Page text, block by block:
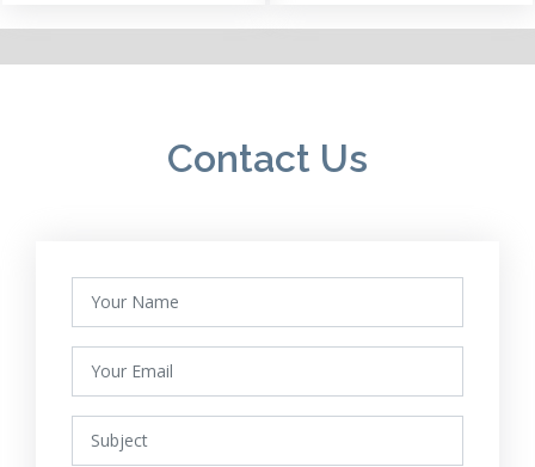
Contact Us